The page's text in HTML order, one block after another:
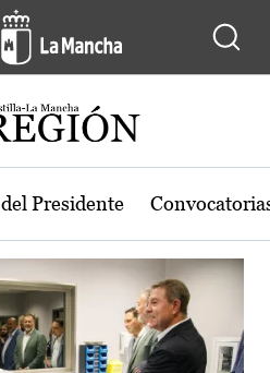
de Castilla-
Presidente